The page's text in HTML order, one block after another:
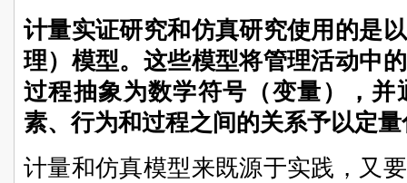
计量实证研究和仿真研究使用的是
理）模型。这些模型将管理活动中
过程抽象为数学符号（变量），
素、行为和过程之间的关系予以定
计量和仿真模型来既源于实践，又